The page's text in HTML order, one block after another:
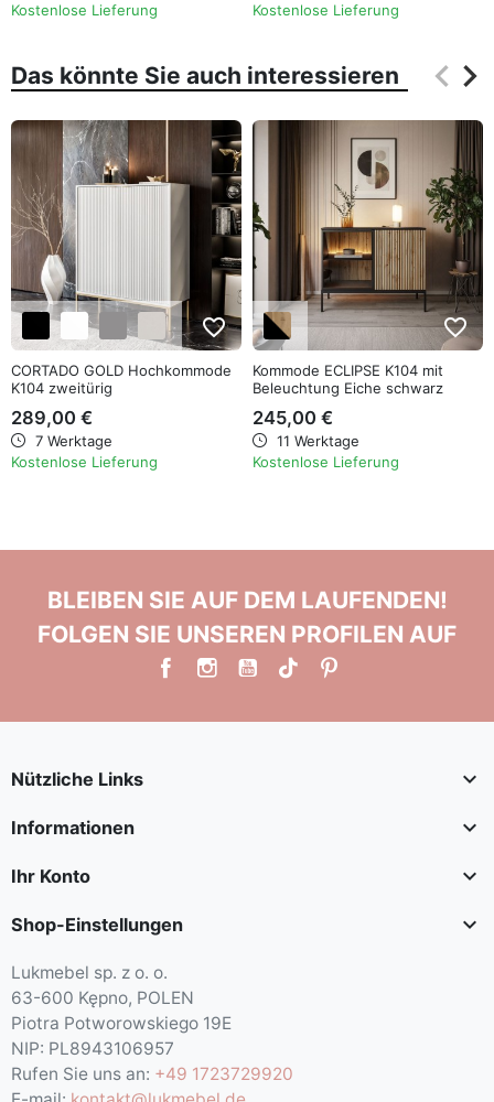
Kostenlose Lieferung
Kostenlose Lieferung
Das könnte Sie auch interessieren keyboard_arrow_left
keyboard_arrow_right
favorite_border
CORTADO GOLD Hochkommode
K104 zweitürig
289,00 €
7 Werktage
Kostenlose Lieferung
favorite_border
Kommode ECLIPSE K104 mit
Beleuchtung Eiche schwarz
245,00 €
11 Werktage
Kostenlose Lieferung
BLEIBEN SIE AUF DEM LAUFENDEN!
FOLGEN SIE UNSEREN PROFILEN AUF
Nützliche Links 
Informationen 
Ihr Konto 
Shop-Einstellungen 
Lukmebel sp. z o. o.
63-600 Kępno, POLEN
Piotra Potworowskiego 19E
NIP: PL8943106957
Rufen Sie uns an: +49 1723729920